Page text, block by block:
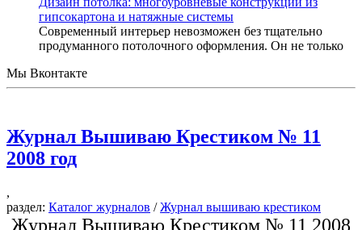
гипсокартона и натяжные системы
Современный интерьер невозможен без тщательно
продуманного потолочного оформления. Он не только
Мы Вконтакте
Журнал Вышиваю Крестиком № 11
2008 год
,
раздел: Каталог журналов /Журнал вышиваю крестиком
Журнал Вышиваю Крестиком № 11 2008